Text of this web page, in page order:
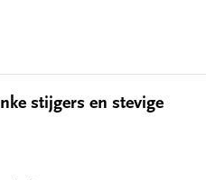
stijgers en stevige